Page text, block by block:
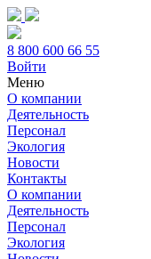
8 800 600 66 55
Войти
Меню
О компании
Деятельность
Персонал
Экология
Новости
Контакты
О компании
Деятельность
Персонал
Экология